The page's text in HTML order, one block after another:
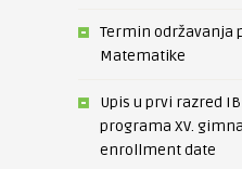
Termin održavanja
Matematike
Upis u prvi razred
programa XV.
enrollment date